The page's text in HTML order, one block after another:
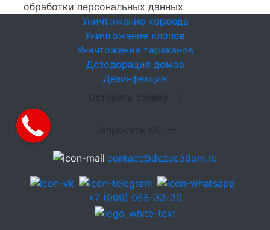
обработки персональных данных
Уничтожение короеда
Уничтожение клопов
Уничтожение тараканов
Дезодорация домов
Дезинфекция
Оставить заявку
Запросить КП
contact@dezecodom.ru
+7 (999) 055-33-30